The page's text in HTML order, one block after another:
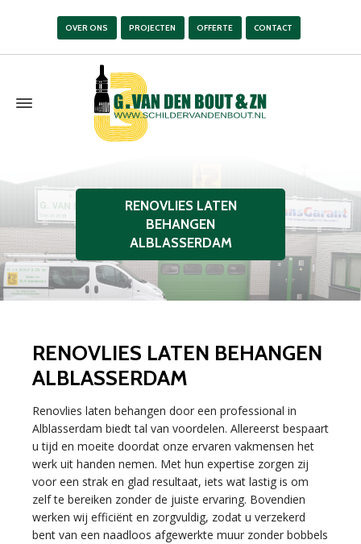
OVER ONS PROJECTEN OFFERTE CONTACT
RENOVLIES LATEN
BEHANGEN
ALBLASSERDAM
RENOVLIES LATEN BEHANGEN
ALBLASSERDAM
Renovlies laten behangen door een professional in
Alblasserdam biedt tal van voordelen. Allereerst bespaart
u tijd en moeite doordat onze ervaren vakmensen het
werk uit handen nemen. Met hun expertise zorgen zij
voor een strak en glad resultaat, iets wat lastig is om
zelf te bereiken zonder de juiste ervaring. Bovendien
werken wij efficiënt en zorgvuldig, zodat u verzekerd
bent van een naadloos afgewerkte muur zonder bobbels